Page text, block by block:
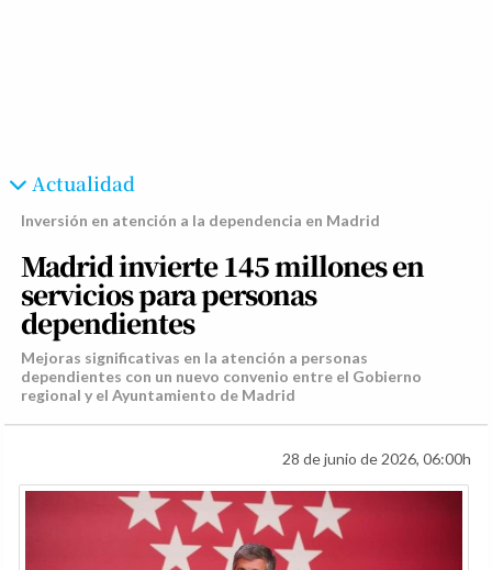
Actualidad
Inversión en atención a la dependencia en Madrid
Madrid invierte 145 millones en
servicios para personas
dependientes
Mejoras significativas en la atención a personas
dependientes con un nuevo convenio entre el Gobierno
regional y el Ayuntamiento de Madrid
28 de junio de 2026, 06:00h